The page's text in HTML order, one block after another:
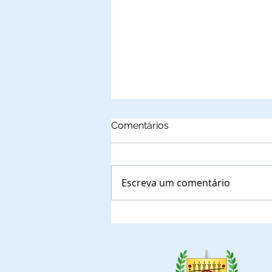
nas solenidades de outorga
Comentários
Escreva um comentário